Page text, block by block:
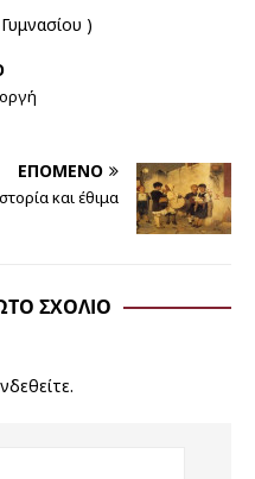
)
ΕΠΌΜΕΝΟ
και έθιμα
ΣΧΌΛΙΟ
.